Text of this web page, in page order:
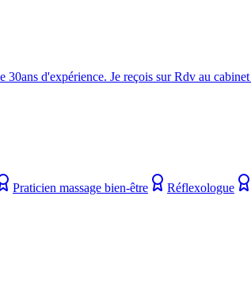
d'expérience. Je reçois sur Rdv au
Praticien massage bien-être Réflexologue